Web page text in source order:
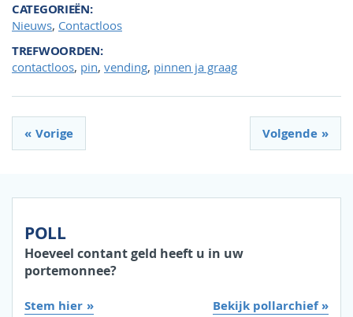
CATEGORIEËN
Nieuws, Contactloos
TREFWOORDEN
contactloos, pin, vending, pinnen ja graag
Vorige Volgende
POLL
Hoeveel contant geld heeft u in uw
portemonnee?
Stem hier Bekijk pollarchief »